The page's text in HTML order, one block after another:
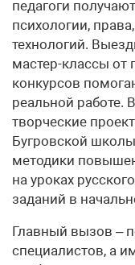
педагоги
психологии,
технологий.
мастер-классы от
конкурсов
реальной
творческие
Бугровской
методики
на уроках
заданий в
Главный вызов –
специалистов, а